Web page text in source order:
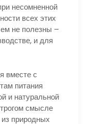
несомненной
всех этих
не полезны –
и для
вместе с
питания
и натуральной
смысле
природных